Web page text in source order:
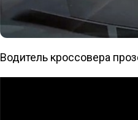
Водитель кроссовера